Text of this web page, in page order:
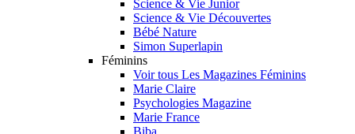
Science & Vie Junior
Science & Vie Découvertes
Bébé Nature
Simon Superlapin
Féminins
Voir tous Les Magazines Féminins
Marie Claire
Psychologies Magazine
Marie France
Biba